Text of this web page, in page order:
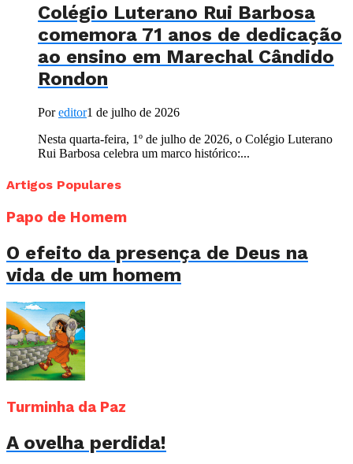
Colégio Luterano Rui Barbosa
comemora 71 anos de dedicação
ao ensino em Marechal Cândido
Rondon
Poreditor1 de julho de 2026
Nesta quarta-feira, 1º de julho de 2026, o Colégio Luterano
Rui Barbosa celebra um marco histórico:...
Artigos Populares
Papo de Homem
O efeito da presença de Deus na
vida de um homem
Turminha da Paz
A ovelha perdida!